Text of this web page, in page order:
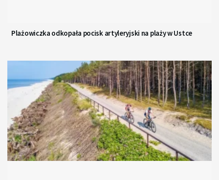
Plażowiczka odkopała pocisk artyleryjski na plaży w Ustce